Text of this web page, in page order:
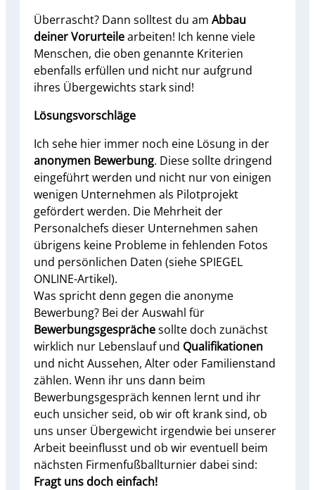
Überrascht? Dann solltest du am Abbau
deiner Vorurteilearbeiten! Ich kenne viele
Menschen, die oben genannte Kriterien
ebenfalls erfüllen und nicht nur aufgrund
ihres Übergewichts stark sind!
Lösungsvorschläge
Ich sehe hier immer noch eine Lösung in der
anonymen Bewerbung. Diese sollte dringend
eingeführt werden und nicht nur von einigen
wenigen Unternehmen als Pilotprojekt
gefördert werden. Die Mehrheit der
Personalchefs dieser Unternehmen sahen
übrigens keine Probleme in fehlenden Fotos
und persönlichen Daten (siehe SPIEGEL
ONLINE-Artikel).
Was spricht denn gegen die anonyme
Bewerbung? Bei der Auswahl für
Bewerbungsgesprächesollte doch zunächst
wirklich nur Lebenslauf und Qualifikationen
und nicht Aussehen, Alter oder Familienstand
zählen. Wenn ihr uns dann beim
Bewerbungsgespräch kennen lernt und ihr
euch unsicher seid, ob wir oft krank sind, ob
uns unser Übergewicht irgendwie bei unserer
Arbeit beeinflusst und ob wir eventuell beim
nächsten Firmenfußballturnier dabei sind:
Fragt uns doch einfach!